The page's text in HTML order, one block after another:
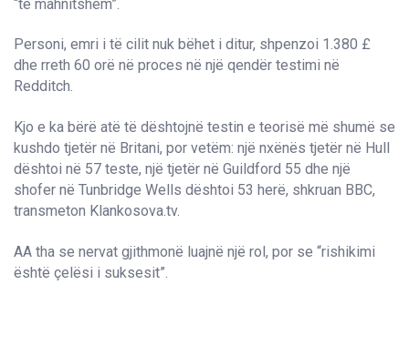
“të mahnitshëm”.
Personi, emri i të cilit nuk bëhet i ditur, shpenzoi 1.380 £
dhe rreth 60 orë në proces në një qendër testimi në
Redditch.
Kjo e ka bërë atë të dështojnë testin e teorisë më shumë se
kushdo tjetër në Britani, por vetëm: një nxënës tjetër në Hull
dështoi në 57 teste, një tjetër në Guildford 55 dhe një
shofer në Tunbridge Wells dështoi 53 herë, shkruan BBC,
transmeton Klankosova.tv.
AA tha se nervat gjithmonë luajnë një rol, por se “rishikimi
është çelësi i suksesit”.